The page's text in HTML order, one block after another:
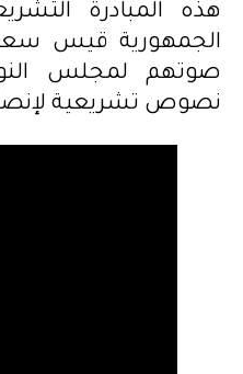
هذه المبادرة
الجمهورية قيس
صوتهم لمجلس
نصوص تشريعية